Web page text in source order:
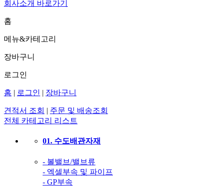
회사소개 바로가기
홈
메뉴&카테고리
장바구니
로그인
홈 | 로그인 | 장바구니
견적서 조회 | 주문 및 배송조회
전체 카테고리 리스트
01. 수도배관자재
- 볼밸브/밸브류
- 엑셀부속 및 파이프
- GP부속